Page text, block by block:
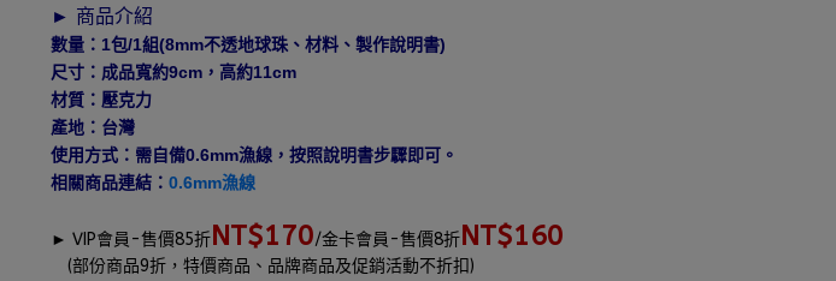
► 商品介紹
數量：1包/1組(8mm不透地球珠、材料、製作說明書)
尺寸：成品寬約9cm，高約11cm
材質：壓克力
產地：台灣
使用方式：需自備0.6mm漁線，按照說明書步驟即可。
相關商品連結： 0.6mm漁線
► VIP會員-售價85折 NT$170/金卡會員-售價8折 NT$160
(部份商品9折，特價商品、品牌商品及促銷活動不折扣)